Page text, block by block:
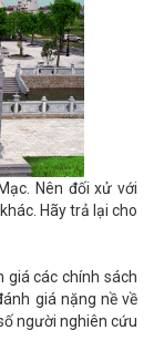
Nên đối xử với
Hãy trả lại cho
giá các chính sách
giá nặng nề về
người nghiên cứu